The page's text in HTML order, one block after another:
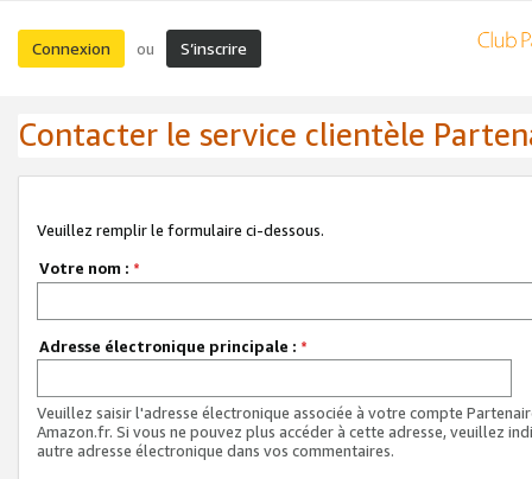
Connexion ou S’inscrire
Contacter le service clientèle
Veuillez remplir le formulaire ci-dessous.
Votre nom : *
Adresse électronique principale : *
Veuillez saisir l'adresse électronique associée à votre compte
Amazon.fr. Si vous ne pouvez plus accéder à cette adresse, veuillez
autre adresse électronique dans vos commentaires.